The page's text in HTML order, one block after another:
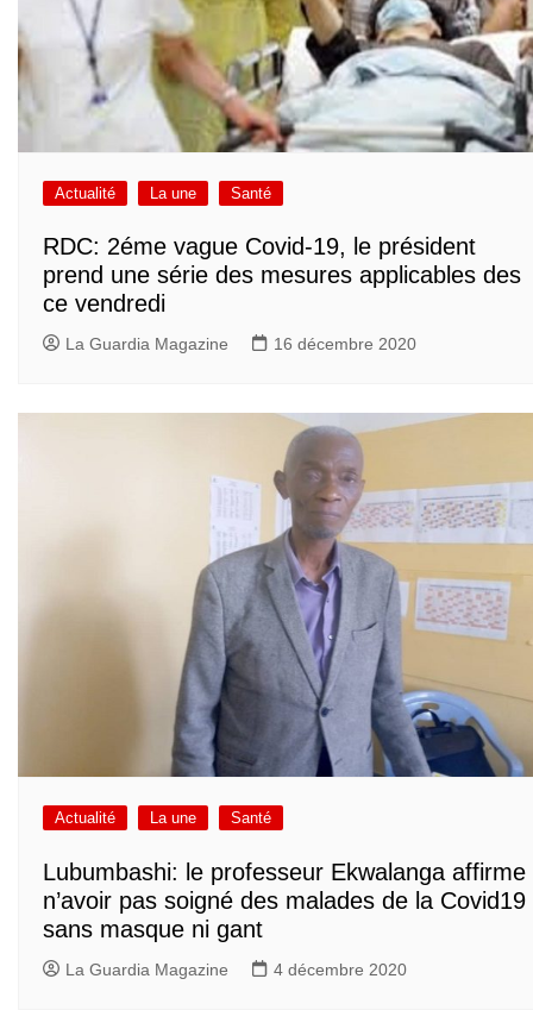
Actualité La une Santé
RDC: 2éme vague Covid-19, le président
prend une série des mesures applicables des
ce vendredi
La Guardia Magazine 16 décembre 2020
Actualité La une Santé
Lubumbashi: le professeur Ekwalanga affirme
n’avoir pas soigné des malades de la Covid19
sans masque ni gant
La Guardia Magazine 4 décembre 2020